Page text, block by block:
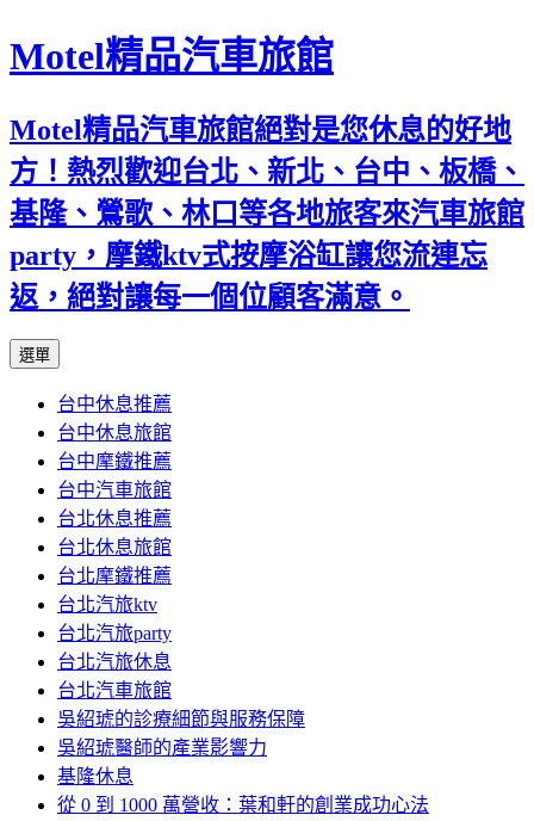
Motel精品汽車旅館
Motel精品汽車旅館絕對是您休息的好地
方！熱烈歡迎台北、新北、台中、板橋、
基隆、鶯歌、林口等各地旅客來汽車旅館
party，摩鐵ktv式按摩浴缸讓您流連忘
返，絕對讓每一個位顧客滿意。
選單
內
容
台中休息推薦
台中休息旅館
台中摩鐵推薦
台中汽車旅館
台北休息推薦
台北休息旅館
台北摩鐵推薦
台北汽旅ktv
台北汽旅party
台北汽旅休息
台北汽車旅館
吳紹琥的診療細節與服務保障
吳紹琥醫師的產業影響力
基隆休息
從 0 到 1000 萬營收：葉和軒的創業成功心法